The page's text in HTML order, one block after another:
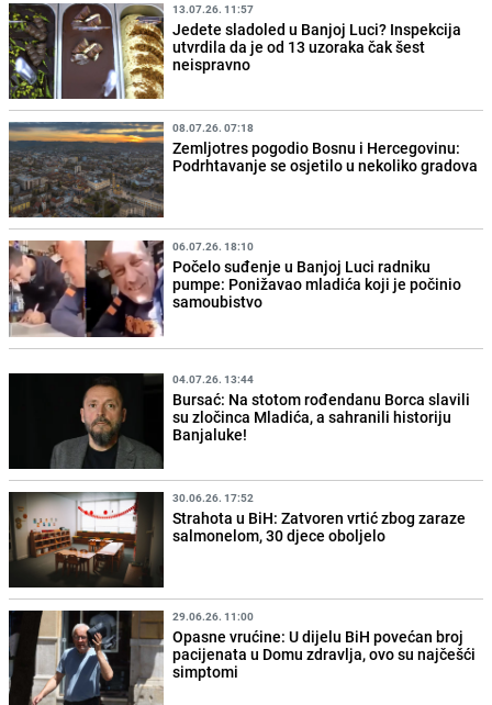
13.07.26. 11:57
Jedete sladoled u Banjoj Luci? Inspekcija
utvrdila da je od 13 uzoraka čak šest
neispravno
08.07.26. 07:18
Zemljotres pogodio Bosnu i Hercegovinu:
Podrhtavanje se osjetilo u nekoliko gradova
06.07.26. 18:10
Počelo suđenje u Banjoj Luci radniku
pumpe: Ponižavao mladića koji je počinio
samoubistvo
04.07.26. 13:44
Bursać: Na stotom rođendanu Borca slavili
su zločinca Mladića, a sahranili historiju
Banjaluke!
30.06.26. 17:52
Strahota u BiH: Zatvoren vrtić zbog zaraze
salmonelom, 30 djece oboljelo
29.06.26. 11:00
Opasne vrućine: U dijelu BiH povećan broj
pacijenata u Domu zdravlja, ovo su najčešći
simptomi